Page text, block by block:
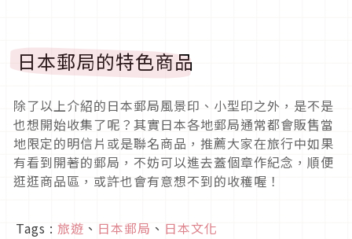
日本郵局的特色商品
除了以上介紹的日本郵局風景印、小型印之外，是不是
也想開始收集了呢？其實日本各地郵局通常都會販售當
地限定的明信片或是聯名商品，推薦大家在旅行中如果
有看到開著的郵局，不妨可以進去蓋個章作紀念，順便
逛逛商品區，或許也會有意想不到的收穫喔！
Tags : 旅遊 、 日本郵局 、 日本文化